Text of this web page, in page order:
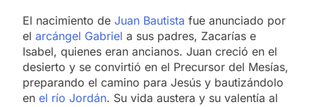
El nacimiento de Juan Bautista fue anunciado por
el arcángel Gabriel a sus padres, Zacarías e
Isabel, quienes eran ancianos. Juan creció en el
desierto y se convirtió en el Precursor del Mesías,
preparando el camino para Jesús y bautizándolo
en el río Jordán. Su vida austera y su valentía al